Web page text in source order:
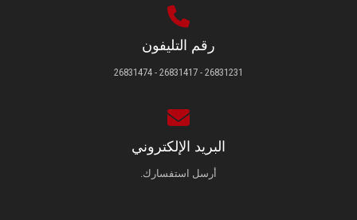
رقم التليفون
26831231 - 26831417 - 26831474
البريد الإلكتروني
أرسل استفسارك.